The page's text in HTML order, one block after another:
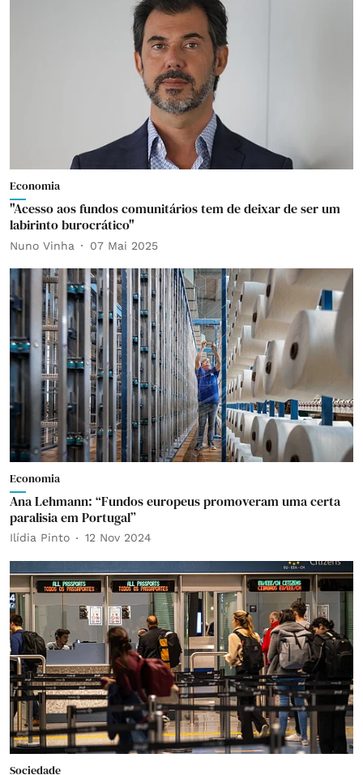
Economia
"Acesso aos fundos comunitários tem de deixar de ser um
labirinto burocrático"
Nuno Vinha 07 Mai 2025
Economia
Ana Lehmann: “Fundos europeus promoveram uma certa
paralisia em Portugal”
Ilídia Pinto 12 Nov 2024
Sociedade